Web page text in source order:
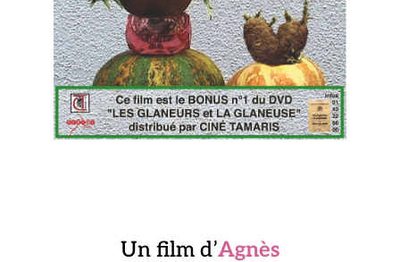
Un film d’Agnès